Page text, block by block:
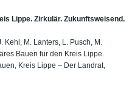
Lippe. Zirkulär. Zukunftsweisend.
Kehl, M. Lanters, L. Pusch, M.
Bauen für den Kreis Lippe.
Kreis Lippe – Der Landrat,